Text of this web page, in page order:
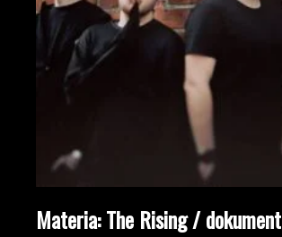
Materia: The Rising / dokument